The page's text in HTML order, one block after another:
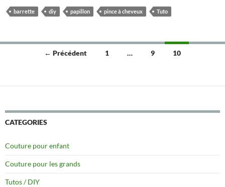
barrette diy papillon pince à cheveux Tuto
Navigation
articles
← Précédent 1 … 9 10
CATEGORIES
Couture pour enfant
Couture pour les grands
Tutos / DIY